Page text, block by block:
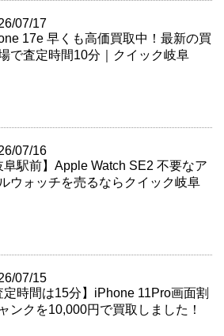
07/17
17e 早くも高価買取中！最新の買
で査定時間10分｜クイック岐阜
07/16
阜駅前】Apple Watch SE2 不要なア
ウォッチを売るならクイック岐阜
07/15
定時間は15分】iPhone 11Pro画面割
ンクを10,000円で買取しました！